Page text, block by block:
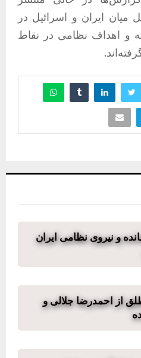
ایران و اسرائیل در
و اهداف نظامی در نقاط
و نیروی نظامی ایران
از احمدرضا جلالی و